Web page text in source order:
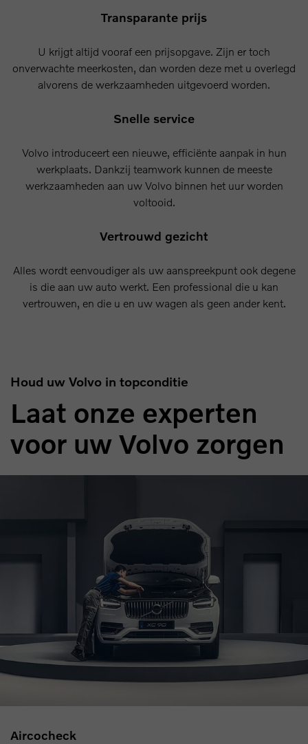
Transparante prijs
U krijgt altijd vooraf een prijsopgave. Zijn er toch
onverwachte meerkosten, dan worden deze met u overlegd
alvorens de werkzaamheden uitgevoerd worden.
Snelle service
Volvo introduceert een nieuwe, efficiënte aanpak in hun
werkplaats. Dankzij teamwork kunnen de meeste
werkzaamheden aan uw Volvo binnen het uur worden
voltooid.
Vertrouwd gezicht
Alles wordt eenvoudiger als uw aanspreekpunt ook degene
is die aan uw auto werkt. Een professional die u kan
vertrouwen, en die u en uw wagen als geen ander kent.
Houd uw Volvo in topconditie
Laat onze experten
voor uw Volvo zorgen
Aircocheck